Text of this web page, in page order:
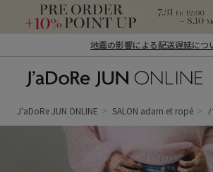
地震の影響による配送遅延につ
ン オンライン）
J'aDoRe JUN ONLINE SALON adam et ropé